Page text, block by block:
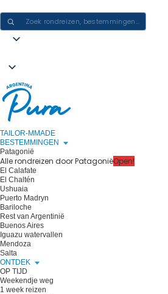
TAILOR-MMADE
BESTEMMINGEN
Patagonië
Alle rondreizen door PatagoniëOpen!
El Calafate
El Chaltén
Ushuaia
Puerto Madryn
Bariloche
Rest van Argentinië
Buenos Aires
Iguazu watervallen
Mendoza
Salta
ONTDEK
OP TIJD
Weekendje weg
1 week reizen